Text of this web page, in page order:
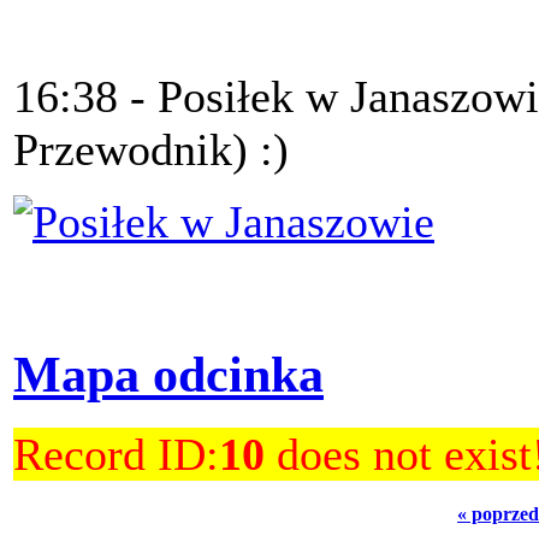
16:38 - Posiłek w
Przewodnik) :)
Mapa odcinka
Record ID:10 does not
«